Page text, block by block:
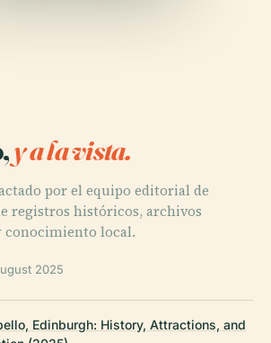
y a la vista.
por el equipo editorial de
registros históricos, archivos
local.
2025
Edinburgh: History, Attractions, and